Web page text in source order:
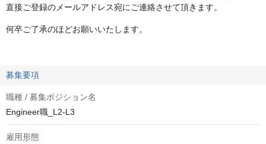
直接ご登録のメールアドレス宛にご連絡させて頂きます。
何卒ご了承のほどお願いいたします。
募集要項
職種 / 募集ポジション名
Engineer職_L2-L3
雇用形態